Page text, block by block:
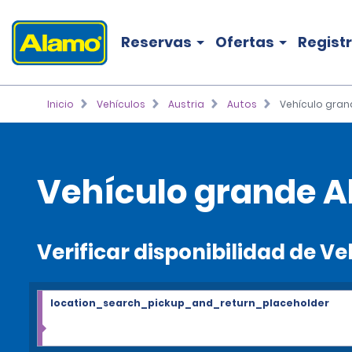
Reservas Ofertas
Inicio Vehículos Austria Autos Vehículo
Vehículo grande
Verificar disponibilidad de
location_search_pickup_and_return_placeholder